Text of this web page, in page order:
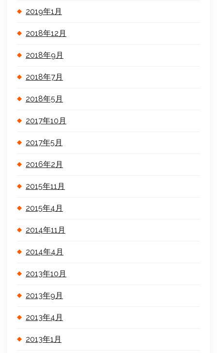
2019年1月
2018年12月
2018年9月
2018年7月
2018年5月
2017年10月
2017年5月
2016年2月
2015年11月
2015年4月
2014年11月
2014年4月
2013年10月
2013年9月
2013年4月
2013年1月